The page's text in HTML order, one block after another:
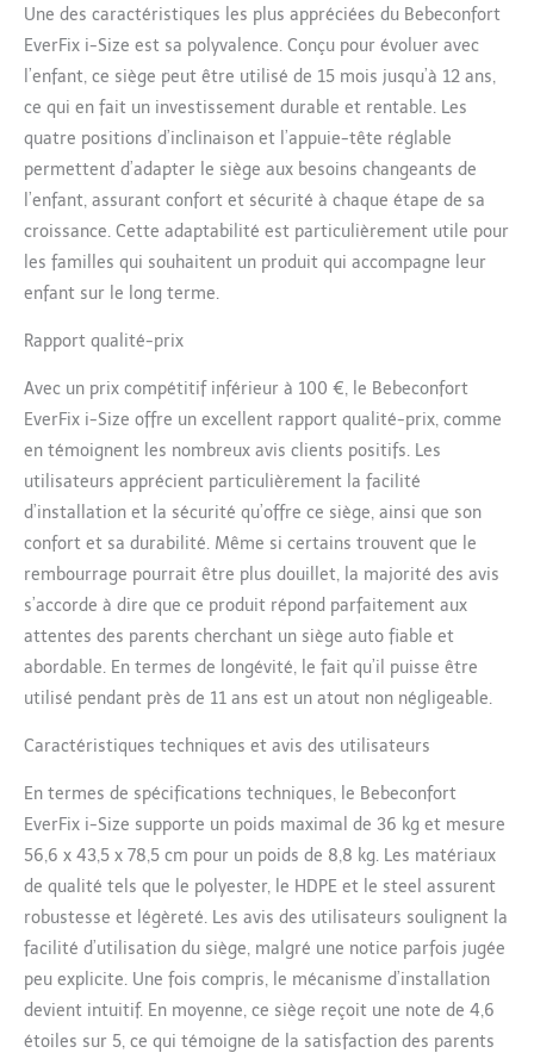
Une des caractéristiques les plus appréciées du Bebeconfort
EverFix i-Size est sa polyvalence. Conçu pour évoluer avec
l’enfant, ce siège peut être utilisé de 15 mois jusqu’à 12 ans,
ce qui en fait un investissement durable et rentable. Les
quatre positions d’inclinaison et l’appuie-tête réglable
permettent d’adapter le siège aux besoins changeants de
l’enfant, assurant confort et sécurité à chaque étape de sa
croissance. Cette adaptabilité est particulièrement utile pour
les familles qui souhaitent un produit qui accompagne leur
enfant sur le long terme.
Rapport qualité-prix
Avec un prix compétitif inférieur à 100 €, le Bebeconfort
EverFix i-Size offre un excellent rapport qualité-prix, comme
en témoignent les nombreux avis clients positifs. Les
utilisateurs apprécient particulièrement la facilité
d’installation et la sécurité qu’offre ce siège, ainsi que son
confort et sa durabilité. Même si certains trouvent que le
rembourrage pourrait être plus douillet, la majorité des avis
s’accorde à dire que ce produit répond parfaitement aux
attentes des parents cherchant un siège auto fiable et
abordable. En termes de longévité, le fait qu’il puisse être
utilisé pendant près de 11 ans est un atout non négligeable.
Caractéristiques techniques et avis des utilisateurs
En termes de spécifications techniques, le Bebeconfort
EverFix i-Size supporte un poids maximal de 36 kg et mesure
56,6 x 43,5 x 78,5 cm pour un poids de 8,8 kg. Les matériaux
de qualité tels que le polyester, le HDPE et le steel assurent
robustesse et légèreté. Les avis des utilisateurs soulignent la
facilité d’utilisation du siège, malgré une notice parfois jugée
peu explicite. Une fois compris, le mécanisme d’installation
devient intuitif. En moyenne, ce siège reçoit une note de 4,6
étoiles sur 5, ce qui témoigne de la satisfaction des parents